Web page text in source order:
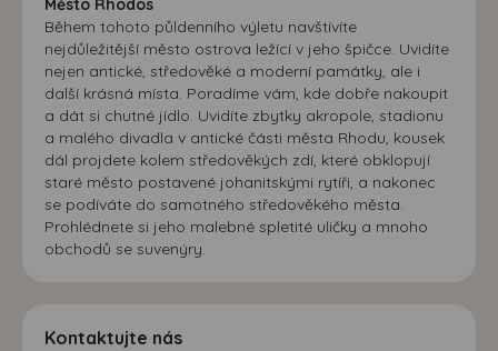
Město Rhodos
Během tohoto půldenního výletu navštívíte
nejdůležitější město ostrova ležící v jeho špičce. Uvidíte
nejen antické, středověké a moderní památky, ale i
další krásná místa. Poradíme vám, kde dobře nakoupit
a dát si chutné jídlo. Uvidíte zbytky akropole, stadionu
a malého divadla v antické části města Rhodu, kousek
dál projdete kolem středověkých zdí, které obklopují
staré město postavené johanitskými rytíři, a nakonec
se podíváte do samotného středověkého města.
Prohlédnete si jeho malebné spletité uličky a mnoho
obchodů se suvenýry.
Kontaktujte nás